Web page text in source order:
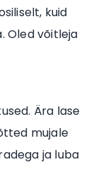
kuid
Oled võitleja
Ära lase
mujale
ja luba